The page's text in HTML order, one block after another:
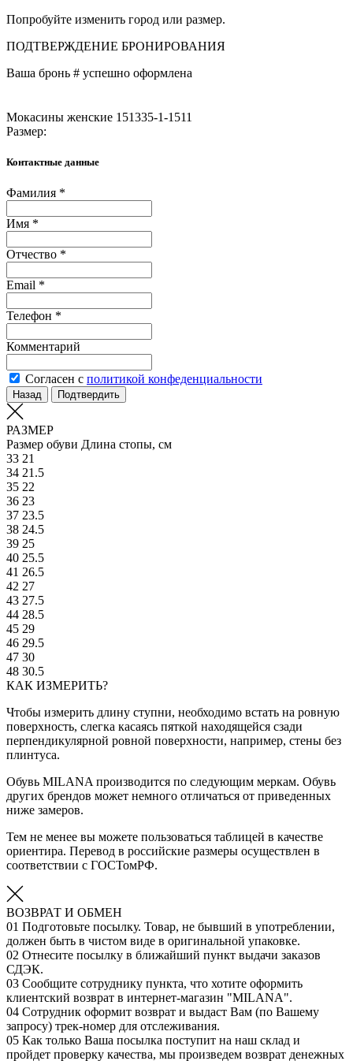
Попробуйте изменить город или размер.
ПОДТВЕРЖДЕНИЕ БРОНИРОВАНИЯ
Ваша бронь # успешно оформлена
Мокасины женские 151335-1-1511
Размер:
Контактные данные
Фамилия *
Имя *
Отчество *
Email *
Телефон *
Комментарий
Согласен с политикой конфеденциальности
Назад Подтвердить
РАЗМЕР
Размер обуви Длина стопы, см
33 21
34 21.5
35 22
36 23
37 23.5
38 24.5
39 25
40 25.5
41 26.5
42 27
43 27.5
44 28.5
45 29
46 29.5
47 30
48 30.5
КАК ИЗМЕРИТЬ?
Чтобы измерить длину ступни, необходимо встать на ровную
поверхность, слегка касаясь пяткой находящейся сзади
перпендикулярной ровной поверхности, например, стены без
плинтуса.
Обувь MILANA производится по следующим меркам. Обувь
других брендов может немного отличаться от приведенных
ниже замеров.
Тем не менее вы можете пользоваться таблицей в качестве
ориентира. Перевод в российские размеры осуществлен в
соответствии с ГОСТомРФ.
ВОЗВРАТ И ОБМЕН
01 Подготовьте посылку. Товар, не бывший в употреблении,
должен быть в чистом виде в оригинальной упаковке.
02 Отнесите посылку в ближайший пункт выдачи заказов
СДЭК.
03 Сообщите сотруднику пункта, что хотите оформить
клиентский возврат в интернет-магазин "MILANA".
04 Сотрудник оформит возврат и выдаст Вам (по Вашему
запросу) трек-номер для отслеживания.
05 Как только Ваша посылка поступит на наш склад и
пройдет проверку качества, мы произведем возврат денежных